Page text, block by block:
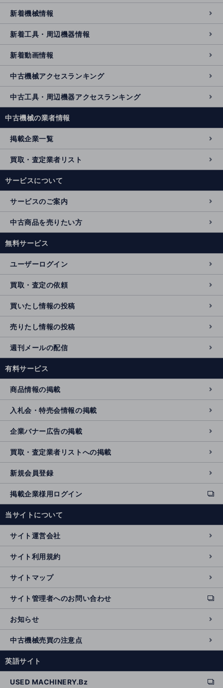
新着機械情報
新着工具・周辺機器情報
新着動画情報
中古機械アクセスランキング
中古工具・周辺機器アクセスランキング
中古機械の業者情報
掲載企業一覧
買取・査定業者リスト
サービスについて
サービスのご案内
中古商品を売りたい方
無料サービス
ユーザーログイン
買取・査定の依頼
買いたし情報の投稿
売りたし情報の投稿
週刊メールの配信
有料サービス
商品情報の掲載
入札会・特売会情報の掲載
企業バナー広告の掲載
買取・査定業者リストへの掲載
新規会員登録
掲載企業様用ログイン
ext
e
n
al
si
t
e
当サイトについて
サイト運営会社
サイト利用規約
サイトマップ
サイト管理者へのお問い合わせ
ext
e
r
n
al
si
e
お知らせ
中古機械売買の注意点
英語サイト
USED MACHINERY.Bz ext